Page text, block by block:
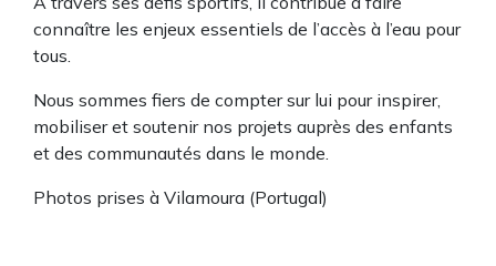
connaître les enjeux essentiels de l’accès à l’eau pour
tous.
Nous sommes fiers de compter sur lui pour inspirer,
mobiliser et soutenir nos projets auprès des enfants
et des communautés dans le monde.
Photos prises à Vilamoura (Portugal)